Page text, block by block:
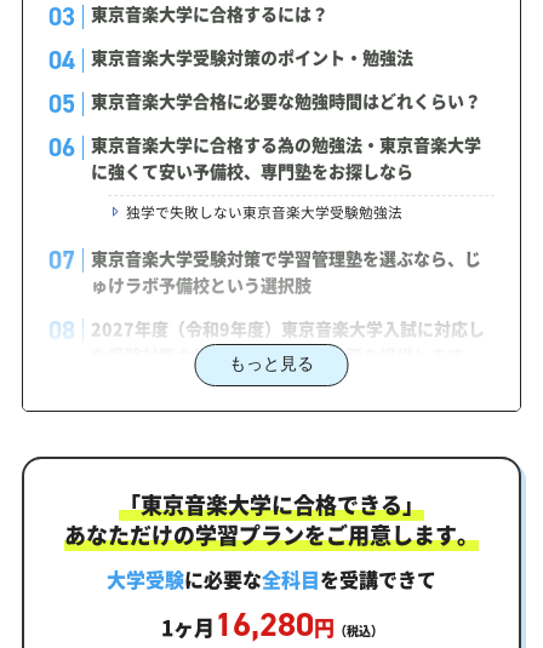
東京音楽大学に合格するには？
東京音楽大学受験対策のポイント・勉強法
東京音楽大学合格に必要な勉強時間はどれくらい？
東京音楽大学に合格する為の勉強法・東京音楽大学
に強くて安い予備校、専門塾をお探しなら
独学で失敗しない東京音楽大学受験勉強法
東京音楽大学受験対策で学習管理塾を選ぶなら、じ
ゅけラボ予備校という選択肢
2027年度（令和9年度）東京音楽大学入試に対応し
た受験対策カリキュラム・学習計画を提供します
まずはあなたの弱点をしっかり把握現状分析テスト
あなただけの学習計画だから成果が出る！東京音楽大学
合格に向けた受験対策カリキュラム
学習効果をしっかり確認定着度テスト
もっと見る
「東京音楽大学に合格できる」
あなただけの学習プランをご用意します。
大学受験に必要な全科目を受講できて
1ヶ月 16,280円 （税込）